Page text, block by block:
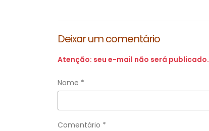
Deixar um comentário
Atenção: seu e-mail não será publicado.
Nome *
Comentário *